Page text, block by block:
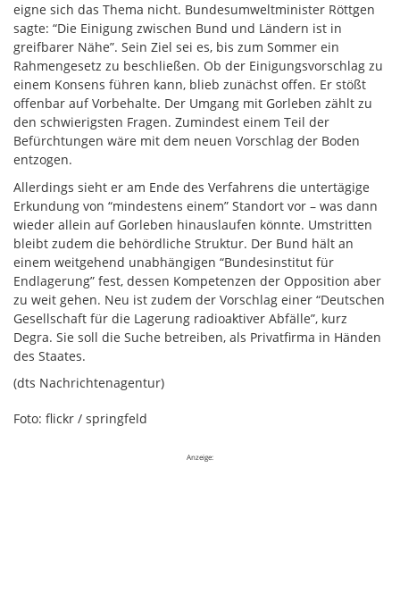
eigne sich das Thema nicht. Bundesumweltminister Röttgen
sagte: “Die Einigung zwischen Bund und Ländern ist in
greifbarer Nähe”. Sein Ziel sei es, bis zum Sommer ein
Rahmengesetz zu beschließen. Ob der Einigungsvorschlag zu
einem Konsens führen kann, blieb zunächst offen. Er stößt
offenbar auf Vorbehalte. Der Umgang mit Gorleben zählt zu
den schwierigsten Fragen. Zumindest einem Teil der
Befürchtungen wäre mit dem neuen Vorschlag der Boden
entzogen.
Allerdings sieht er am Ende des Verfahrens die untertägige
Erkundung von “mindestens einem” Standort vor – was dann
wieder allein auf Gorleben hinauslaufen könnte. Umstritten
bleibt zudem die behördliche Struktur. Der Bund hält an
einem weitgehend unabhängigen “Bundesinstitut für
Endlagerung” fest, dessen Kompetenzen der Opposition aber
zu weit gehen. Neu ist zudem der Vorschlag einer “Deutschen
Gesellschaft für die Lagerung radioaktiver Abfälle”, kurz
Degra. Sie soll die Suche betreiben, als Privatfirma in Händen
des Staates.
(dts Nachrichtenagentur)
Foto: flickr / springfeld
Anzeige: